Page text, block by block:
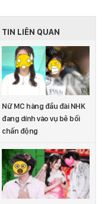
TIN LIÊN QUAN
Nữ MC hàng đầu đài NHK
đang dính vào vụ bê bối
chấn động